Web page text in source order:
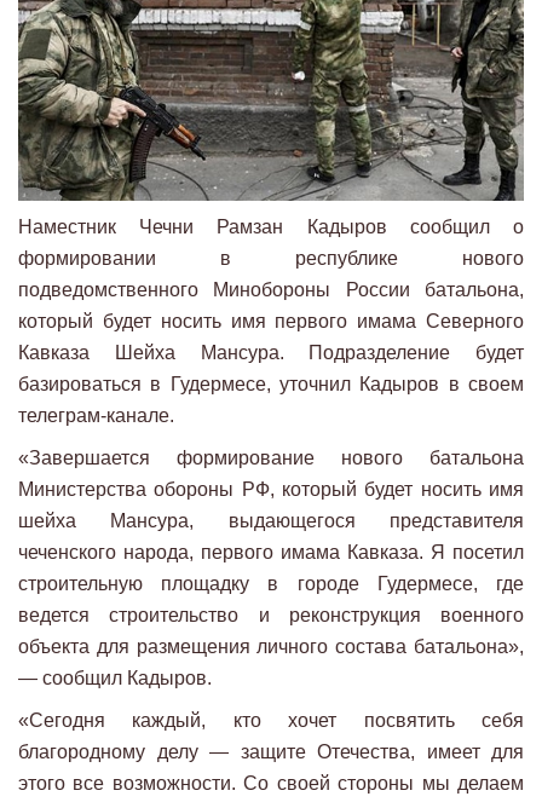
Наместник Чечни Рамзан Кадыров сообщил о
формировании в республике нового
подведомственного Минобороны России батальона,
который будет носить имя первого имама Северного
Кавказа Шейха Мансура. Подразделение будет
базироваться в Гудермесе, уточнил Кадыров в своем
телеграм-канале.
«Завершается формирование нового батальона
Министерства обороны РФ, который будет носить имя
шейха Мансура, выдающегося представителя
чеченского народа, первого имама Кавказа. Я посетил
строительную площадку в городе Гудермесе, где
ведется строительство и реконструкция военного
объекта для размещения личного состава батальона»,
— сообщил Кадыров.
«Сегодня каждый, кто хочет посвятить себя
благородному делу — защите Отечества, имеет для
этого все возможности. Со своей стороны мы делаем